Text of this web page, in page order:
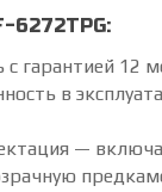
6272TPG:
с гарантией 12
в
—